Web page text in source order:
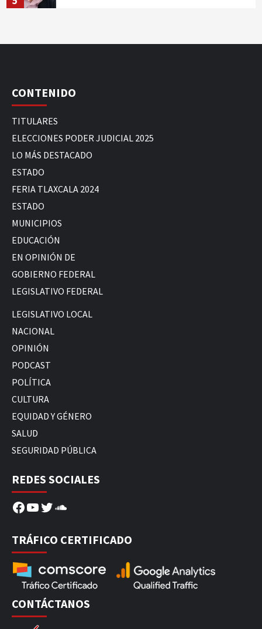
CONTENIDO
TITULARES
ELECCIONES PODER JUDICIAL 2025
LO MÁS DESTACADO
ESTADO
FERIA TLAXCALA 2024
ESTADO
MUNICIPIOS
EDUCACIÓN
EN OPINIÓN DE
GOBIERNO FEDERAL
LEGISLATIVO FEDERAL
LEGISLATIVO LOCAL
NACIONAL
OPINIÓN
PODCAST
POLÍTICA
CULTURA
EQUIDAD Y GÉNERO
SALUD
SEGURIDAD PÚBLICA
REDES SOCIALES
Facebook
YouTube
Twitter
SoundCloud
TRÁFICO CERTIFICADO
CONTÁCTANOS